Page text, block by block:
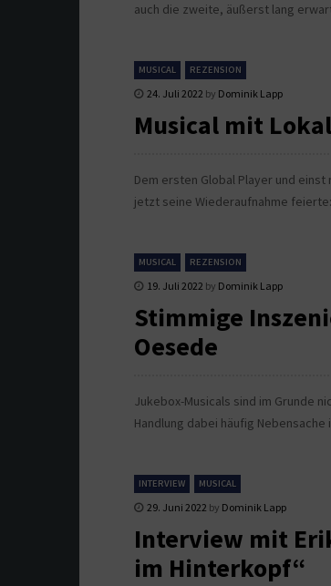
auch die zweite, äußerst lang
MUSICAL REZENSION
24. Juli 2022 by Dominik Lapp
Musical mit
Dem ersten Global Player und
jetzt seine Wiederaufnahme feierte:
MUSICAL REZENSION
19. Juli 2022 by Dominik Lapp
Stimmige
Oesede
Jukebox-Musicals sind im Grunde
Handlung dabei häufig Nebensache
INTERVIEW MUSICAL
29. Juni 2022 by Dominik Lapp
Interview mit
im Hinterkopf“